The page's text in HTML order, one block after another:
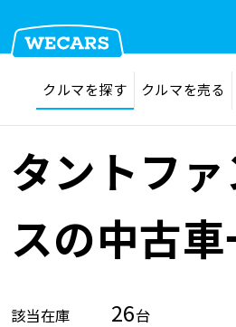
在庫検索 サイト内検索
クルマを探す
クルマを探す クルマを売る
タントフ
スの中古
該当在庫 26台